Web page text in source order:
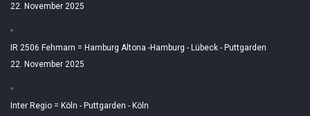
22. November 2025
IR 2506 Fehmarn = Hamburg Altona -Hamburg - Lübeck - Puttgarden
22. November 2025
Inter Regio = Köln - Puttgarden - Köln